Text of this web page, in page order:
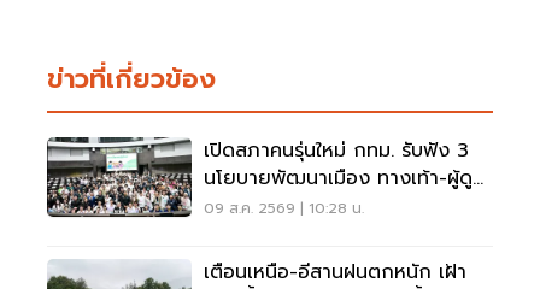
ข่าวที่เกี่ยวข้อง
เปิดสภาคนรุ่นใหม่ กทม. รับฟัง 3
นโยบายพัฒนาเมือง ทางเท้า-ผู้ดู
แลออทิสติก-จักรยาน
09 ส.ค. 2569 | 10:28 น.
เตือนเหนือ-อีสานฝนตกหนัก เฝ้า